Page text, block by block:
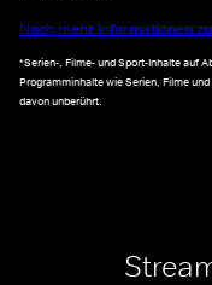
Noch mehr Informationen
*Serien-, Filme- und Sport-Inhalte auf
Programminhalte wie Serien, Filme
davon unberührt.